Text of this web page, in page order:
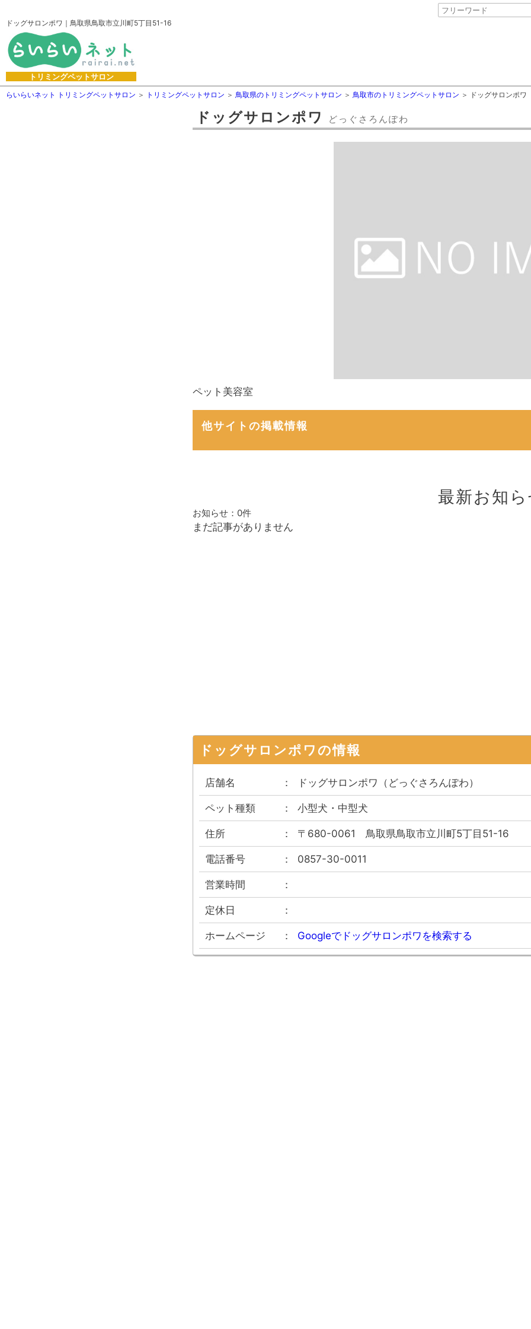
ドッグサロンポワ｜鳥取県鳥取市立川町5丁目51-16
トリミングペットサロン
らいらいネット トリミングペットサロン トリミングペットサロン 鳥取県のトリミングペットサロン 鳥取市のトリミングペットサロン ドッグサロンポワ
ドッグサロンポワ どっぐさろんぽわ
ペット美容室
他サイトの掲載情報
最新お知
お知らせ： 0件
まだ記事がありません
ドッグサロンポワ の情報
店舗名 ドッグサロンポワ （ どっぐさろんぽわ）
ペット種類 小型犬・中型犬
住所 〒680-0061 鳥取県鳥取市立川町5丁目51-16
電話番号 0857-30-0011
営業時間
定休日
ホームページ Googleでドッグサロンポワを検索する